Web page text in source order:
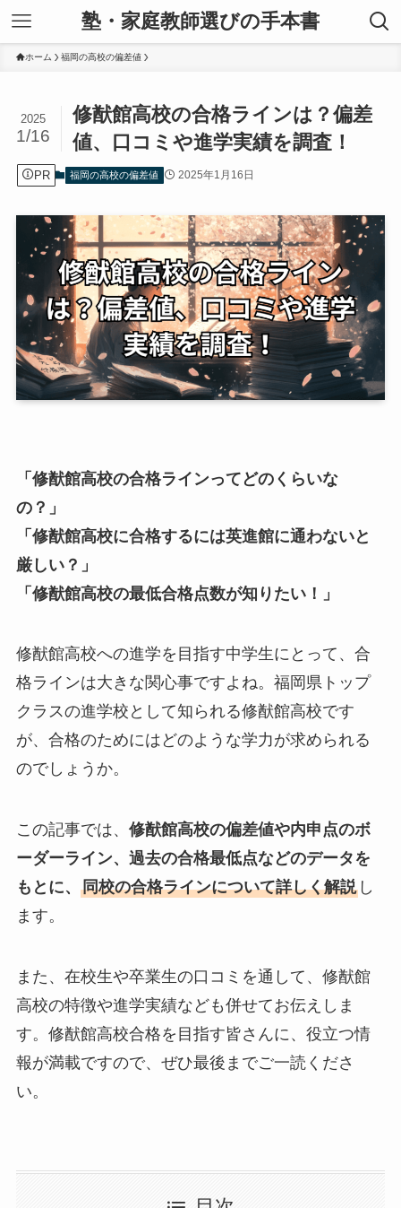
塾・家庭教師選びの手本書
ホーム 福岡の高校の偏差値
修猷館高校の合格ラインは？偏差
値、口コミや進学実績を調査！
2025
1/16
PR 福岡の高校の偏差値 2025年1月16日
「修猷館高校の合格ラインってどのくらいな
の？」
「修猷館高校に合格するには英進館に通わないと
厳しい？」
「修猷館高校の最低合格点数が知りたい！」
修猷館高校への進学を目指す中学生にとって、合
格ラインは大きな関心事ですよね。福岡県トップ
クラスの進学校として知られる修猷館高校です
が、合格のためにはどのような学力が求められる
のでしょうか。
この記事では、 修猷館高校の偏差値や内申点のボ
ーダーライン、過去の合格最低点などのデータを
もとに、 同校の合格ラインについて詳しく解説し
ます。
また、在校生や卒業生の口コミを通して、修猷館
高校の特徴や進学実績なども併せてお伝えしま
す。修猷館高校合格を目指す皆さんに、役立つ情
報が満載ですので、ぜひ最後までご一読くださ
い。